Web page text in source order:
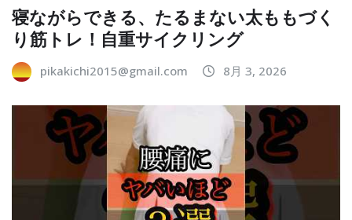
寝ながらできる、たるまない太ももづく
り筋トレ！自重サイクリング
pikakichi2015@gmail.com 8月 3, 2026